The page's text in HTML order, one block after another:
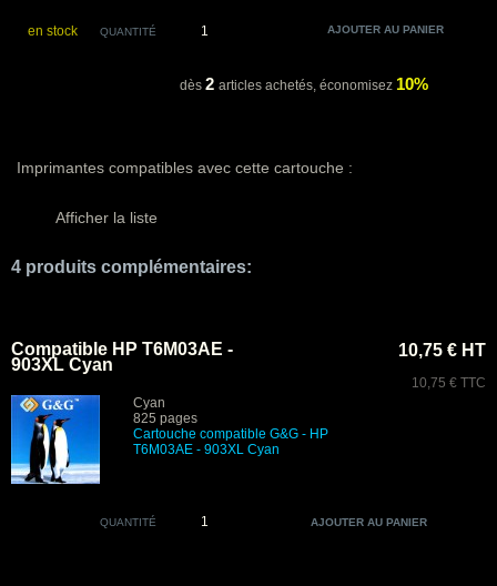
en stock QUANTITÉ
dès 2 articles achetés, économisez 10%
Imprimantes compatibles avec cette cartouche :
Afficher la liste
4 produits complémentaires:
Compatible HP T6M03AE -
903XL Cyan
Cyan
825 pages
Cartouche compatible G&G - HP
T6M03AE - 903XL Cyan
10,75 € HT
10,75 € TTC
QUANTITÉ